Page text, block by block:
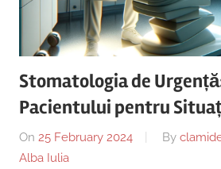
Centru
Implantologie
Copii,
Dentist,
Strada
Lăncrănjan
19,
Stomatologia de
Pacientului pentru
On 25 February 2024 By
Alba Iulia